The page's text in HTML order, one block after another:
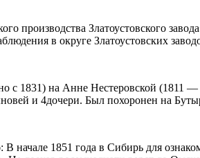
производства Златоустовского
в округе Златоустовских
с 1831) на Анне Нестеровской (1811
и 4дочери. Был похоронен на
В начале 1851 года в Сибирь для